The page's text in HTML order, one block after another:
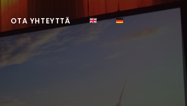
OTA YHTEYTTÄ